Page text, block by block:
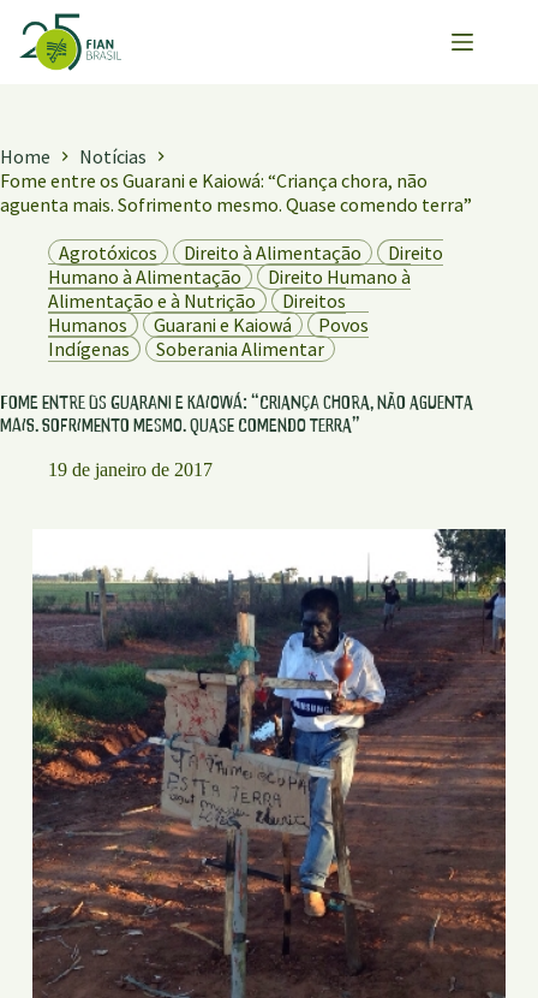
para
Home
Notícias
Fome entre os Guarani e Kaiowá: “Criança chora, não
aguenta mais. Sofrimento mesmo. Quase comendo terra”
Agrotóxicos
Direito à Alimentação
Direito
Humano à Alimentação
Direito Humano à
Alimentação e à Nutrição
Direitos
Humanos
Guarani e Kaiowá
Povos
Indígenas
Soberania Alimentar
Fome entre os Guarani e Kaiowá: “Criança chora, não aguenta
mais. Sofrimento mesmo. Quase comendo terra”
19 de janeiro de 2017